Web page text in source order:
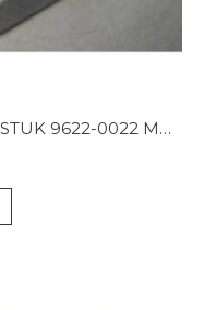
PAKKING TBV UITLAATSPRUITSTUK 9622-0022 MAN